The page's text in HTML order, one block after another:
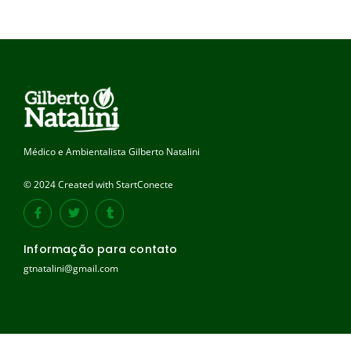
Médico e Ambientalista Gilberto Natalini
© 2024 Created with StartConecte
Informação para contato
gtnatalini@gmail.com